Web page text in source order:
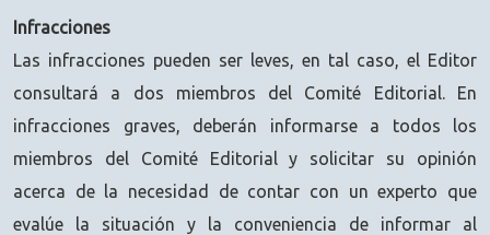
Infracciones
Las infracciones pueden ser leves, en tal caso, el Editor
consultará a dos miembros del Comité Editorial. En
infracciones graves, deberán informarse a todos los
miembros del Comité Editorial y solicitar su opinión
acerca de la necesidad de contar con un experto que
evalúe la situación y la conveniencia de informar al